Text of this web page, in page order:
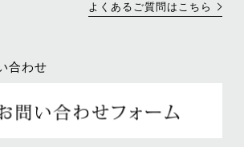
よくあるご質問はこちら
合わせ